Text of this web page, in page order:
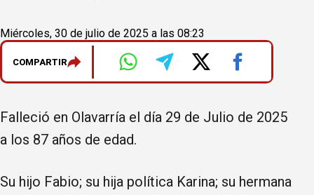
Miércoles, 30 de julio de 2025 a las 08:23
COMPARTIR
Falleció en Olavarría el día 29 de Julio de 2025
a los 87 años de edad.
Su hijo Fabio; su hija política Karina; su hermana